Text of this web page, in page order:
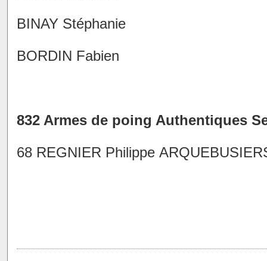
BINAY Stéphanie
BORDIN Fabien
832 Armes de poing Authentiques
68 REGNIER Philippe